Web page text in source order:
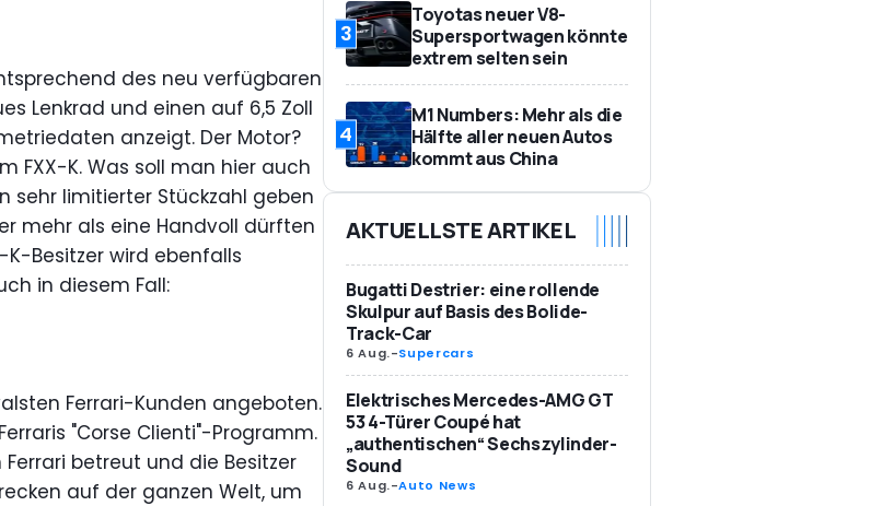
des neu verfügbaren
Lenkrad und einen auf 6,5 Zoll
anzeigt. Der Motor?
FXX-K. Was soll man hier auch
sehr limitierter Stückzahl geben
mehr als eine Handvoll dürften
K-Besitzer wird ebenfalls
in diesem Fall:
Ferrari-Kunden angeboten.
"Corse Clienti"-Programm.
betreut und die Besitzer
auf der ganzen Welt, um
3
Toyotas neuer V8-
Supersportwagen könnte
extrem selten sein
4
M1 Numbers: Mehr als die
Hälfte aller neuen Autos
kommt aus China
AKTUELLSTE ARTIKEL
Bugatti Destrier: eine rollende
Skulpur auf Basis des Bolide-
Track-Car
6 Aug.-Supercars
Elektrisches Mercedes-AMG GT
53 4-Türer Coupé hat
„authentischen“ Sechszylinder-
Sound
6 Aug.-Auto News